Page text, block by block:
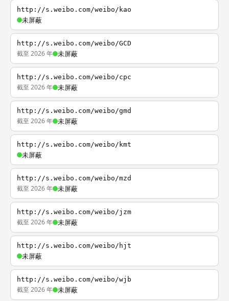
http://s.weibo.com/weibo/kao
未屏蔽
http://s.weibo.com/weibo/GCD
截至 2026 年 未屏蔽
http://s.weibo.com/weibo/cpc
截至 2026 年 未屏蔽
http://s.weibo.com/weibo/gmd
截至 2026 年 未屏蔽
http://s.weibo.com/weibo/kmt
未屏蔽
http://s.weibo.com/weibo/mzd
截至 2026 年 未屏蔽
http://s.weibo.com/weibo/jzm
截至 2026 年 未屏蔽
http://s.weibo.com/weibo/hjt
未屏蔽
http://s.weibo.com/weibo/wjb
截至 2026 年 未屏蔽